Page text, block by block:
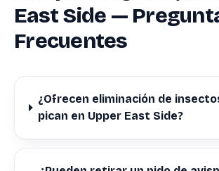
East Side —
Frecuentes
¿Ofrecen eliminación de
pican en Upper East Side?